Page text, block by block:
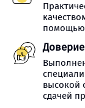
помощью
высокой
сдачей